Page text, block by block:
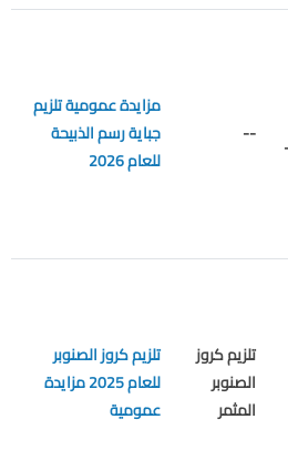
--
مزايدة عمومية تلزيم
جباية رسم الذبيحة
للعام 2026
تلزيم كروز
الصنوبر
المثمر
تلزيم كروز الصنوبر
للعام 2025 مزايدة
عمومية